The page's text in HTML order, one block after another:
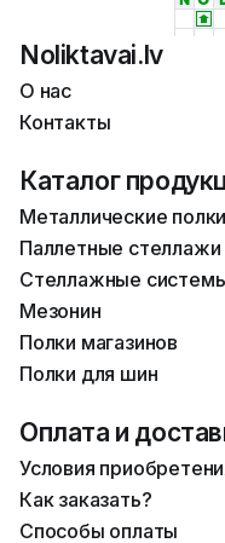
Noliktavai.lv
О нас
Контакты
Каталог
Металлические
Паллетные стеллажи
Стеллажные
Мезонин
Полки магазинов
Полки для шин
Оплата и
Условия
Как заказать?
Способы оплаты